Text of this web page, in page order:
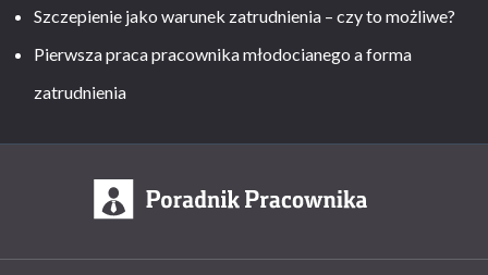
Szczepienie jako warunek zatrudnienia – czy to możliwe?
Pierwsza praca pracownika młodocianego a forma
zatrudnienia